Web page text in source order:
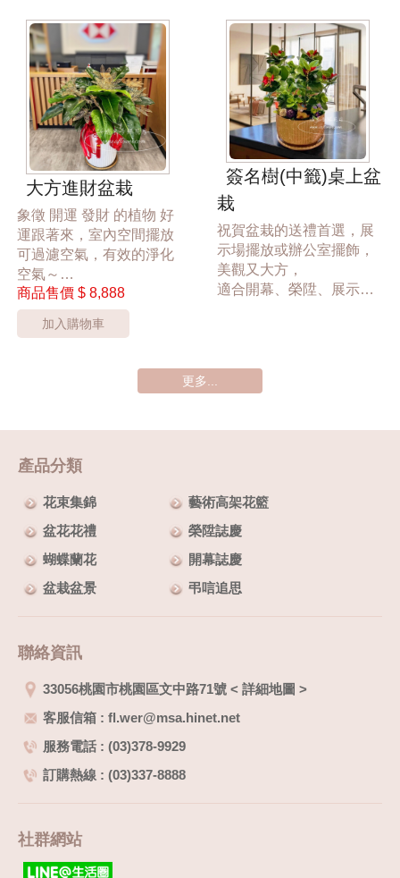
花禮
中盆7388
*桃園區以外酌收運費350
元*
**此商品只提供桃園市內
運送**
***商品的盆器與裝飾品會
依實際狀況調整***
花禮
大盆6588元
*桃園區以外酌收運費350
元*
**此商品只提供桃園市內
運送**
***商品的盆器與裝飾品會
依實際狀況調整***
大方進財盆栽
象徵 開運 發財 的植物 好
運跟著來，室內空間擺放
可過濾空氣，有效的淨化
空氣～
適合開幕、榮陞、展示
會、新居落成、祝賀、慶
生最佳送禮選擇，
盆器依實際狀況調整
元*
運送**
商品售價 $ 8,888
加入購物車
簽名樹(中籤)桌上盆
栽
祝賀盆栽的送禮首選，展
示場擺放或辦公室擺飾，
美觀又大方，
適合開幕、榮陞、展示
**此商品只提供桃園市內
更多...
產品分類
花束集錦
盆花花禮
蝴蝶蘭花
盆栽盆景
藝術高架花籃
榮陞誌慶
開幕誌慶
弔唁追思
聯絡資訊
33056桃園市桃園區文中路71號 < 詳細地圖 >
客服信箱 : fl.wer@msa.hinet.net
服務電話 : (03)378-9929
訂購熱線 : (03)337-8888
社群網站